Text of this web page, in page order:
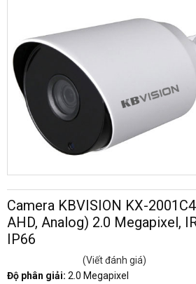
Camera KBVISION KX-
AHD, Analog) 2.0 Megapixel,
IP66
(Viết đánh giá)
Độ phân giải: 2.0 Megapixel